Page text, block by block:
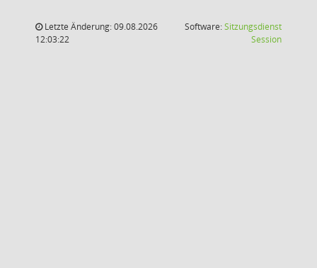
Letzte Änderung: 09.08.2026
12:03:22
Software:Sitzungsdienst
Session(Wird in